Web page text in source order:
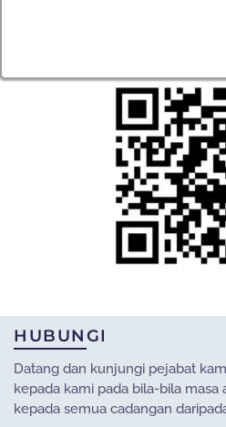
HUBUNGI
Datang dan kunjungi pejabat
kepada kami pada bila-bila masa
kepada semua cadangan